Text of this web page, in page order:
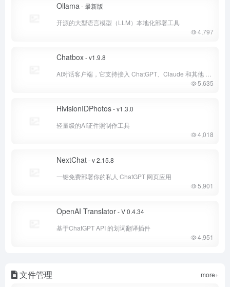
Ollama- 最新版
开源的大型语言模型（LLM）本地化部署工具
4,797
Chatbox- v1.9.8
5,635
HivisionIDPhotos- v1.3.0
轻量级的AI证件照制作工具
4,018
NextChat- v 2.15.8
一键免费部署你的私人 ChatGPT 网页应用
5,901
OpenAI Translator- V 0.4.34
基于ChatGPT API 的划词翻译插件
4,951
文件管理 more+